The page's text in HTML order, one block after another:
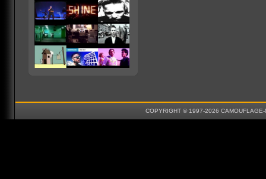
COPYRIGHT © 1997-2026 CAMOUFLAGE-